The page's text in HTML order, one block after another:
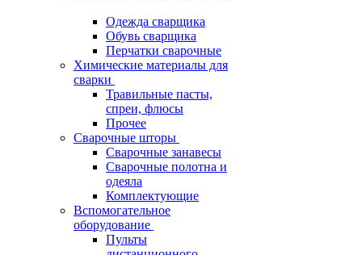
Одежда сварщика
Обувь сварщика
Перчатки сварочные
Химические материалы для
сварки
Травильные пасты,
спреи, флюсы
Прочее
Сварочные шторы
Сварочные занавесы
Сварочные полотна и
одеяла
Комплектующие
Вспомогательное
оборудование
Пульты